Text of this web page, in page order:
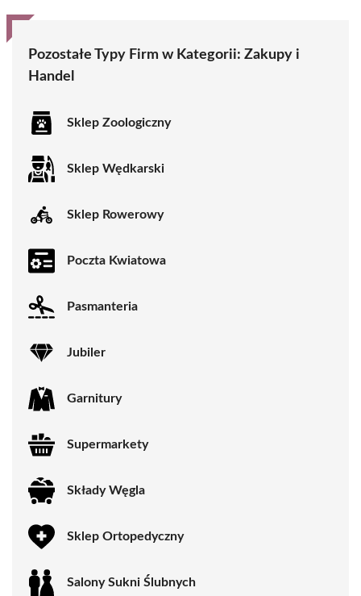
Pozostałe Typy Firm w Kategorii: Zakupy i
Handel
Sklep Zoologiczny
Sklep Wędkarski
Sklep Rowerowy
Poczta Kwiatowa
Pasmanteria
Jubiler
Garnitury
Supermarkety
Składy Węgla
Sklep Ortopedyczny
Salony Sukni Ślubnych